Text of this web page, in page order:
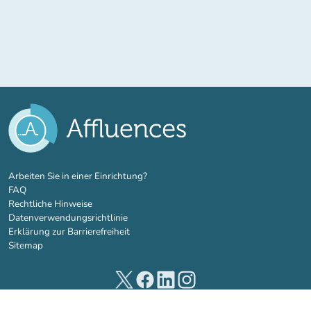
Arbeiten Sie in einer Einrichtung?(new tab)
FAQ
Rechtliche Hinweise
Datenverwendungsrichtlinie
Erklärung zur Barrierefreiheit
Sitemap
(new tab)(new tab)(new tab)